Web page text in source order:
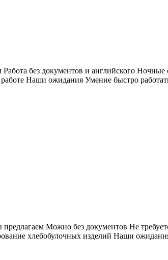
без документов и английского
Наши ожидания Умение быстро
Можно без документов Не
хлебобулочных изделий Наши